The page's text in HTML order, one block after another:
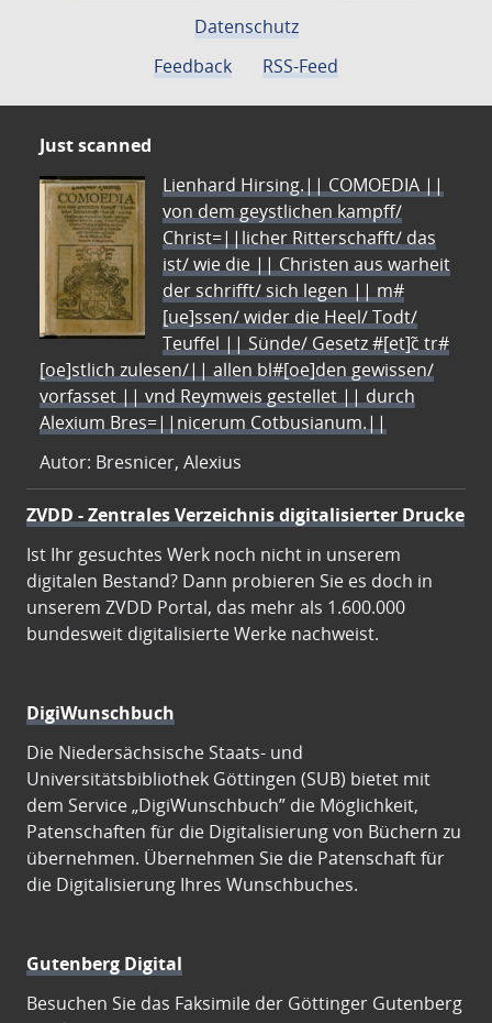
Datenschutz
Feedback
RSS-Feed
Just scanned
Lienhard Hirsing.|| COMOEDIA ||
von dem geystlichen kampff/
Christ=||licher Ritterschafft/ das
ist/ wie die || Christen aus warheit
der schrifft/ sich legen || m#
[ue]ssen/ wider die Heel/ Todt/
Teuffel || Sünde/ Gesetz #[et]c̃ tr#
[oe]stlich zulesen/|| allen bl#[oe]den gewissen/
vorfasset || vnd Reymweis gestellet || durch
Alexium Bres=||nicerum Cotbusianum.||
Autor: Bresnicer, Alexius
ZVDD - Zentrales Verzeichnis digitalisierter Drucke
Ist Ihr gesuchtes Werk noch nicht in unserem
digitalen Bestand? Dann probieren Sie es doch in
unserem ZVDD Portal, das mehr als 1.600.000
bundesweit digitalisierte Werke nachweist.
DigiWunschbuch
Die Niedersächsische Staats- und
Universitätsbibliothek Göttingen (SUB) bietet mit
dem Service „DigiWunschbuch” die Möglichkeit,
Patenschaften für die Digitalisierung von Büchern zu
übernehmen. Übernehmen Sie die Patenschaft für
die Digitalisierung Ihres Wunschbuches.
Gutenberg Digital
Besuchen Sie das Faksimile der Göttinger Gutenberg